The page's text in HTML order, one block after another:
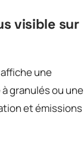
visible sur
une
granulés ou une
et émissions